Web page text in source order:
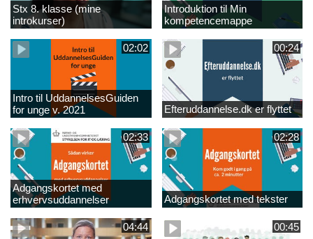
Stx 8. klasse (mine
introkurser)
Introduktion til Min
kompetencemappe
02:02
Intro til UddannelsesGuiden
for unge v. 2021
00:24
Efteruddannelse.dk er flyttet
02:33
Adgangskortet med
erhvervsuddannelser
02:28
Adgangskortet med tekster
04:44 00:45